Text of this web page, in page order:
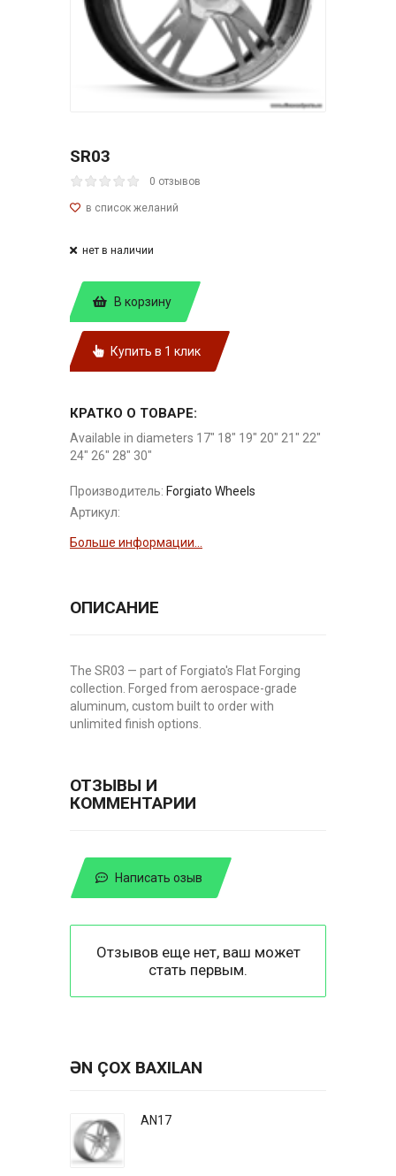
SR03
0 отзывов
нет в наличии
В корзину
Купить в 1 клик
КРАТКО О ТОВАРЕ:
Available in diameters 17" 18" 19" 20" 21" 22"
24" 26" 28" 30"
Производитель: Forgiato Wheels
Артикул:
Больше информации...
ОПИСАНИЕ
The SR03 — part of Forgiato's Flat Forging
collection. Forged from aerospace-grade
aluminum, custom built to order with
unlimited finish options.
ОТЗЫВЫ И
КОММЕНТАРИИ
Написать озыв
Отзывов еще нет, ваш может
стать первым.
ƏN ÇOX BAXILAN
AN17